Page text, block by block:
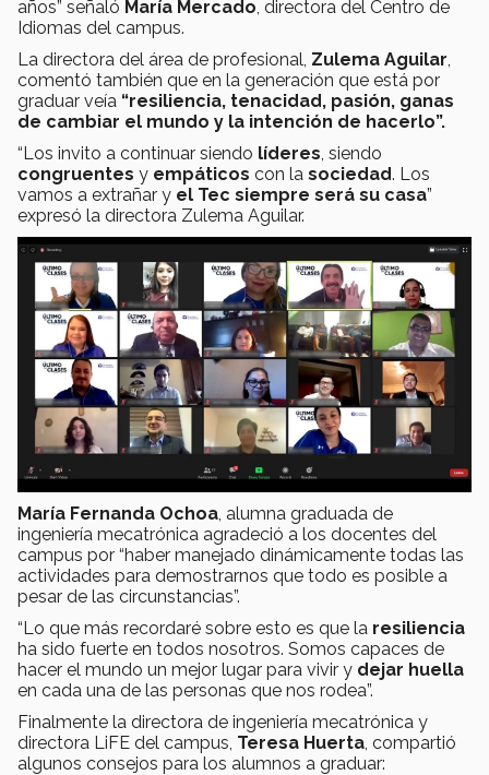
años” señaló María Mercado , directora del Centro de
Idiomas del campus.
La directora del área de profesional, Zulema Aguilar
comentó también que en la generación que está por
graduar veía “resiliencia, tenacidad, pasión, ganas
de cambiar el mundo y la intención de hacerlo”.
“Los invito a continuar siendo líderes , siendo
congruentes y empáticos con la sociedad. Los
vamos a extrañar y el Tec siempre será su casa”
expresó la directora Zulema Aguilar.
María Fernanda Ochoa , alumna graduada de
ingeniería mecatrónica agradeció a los docentes del
campus por “haber manejado dinámicamente todas las
actividades para demostrarnos que todo es posible a
pesar de las circunstancias”.
“Lo que más recordaré sobre esto es que la resiliencia
ha sido fuerte en todos nosotros. Somos capaces de
hacer el mundo un mejor lugar para vivir y dejar huella
en cada una de las personas que nos rodea”.
Finalmente la directora de ingeniería mecatrónica y
directora LiFE del campus, Teresa Huerta , compartió
algunos consejos para los alumnos a graduar: